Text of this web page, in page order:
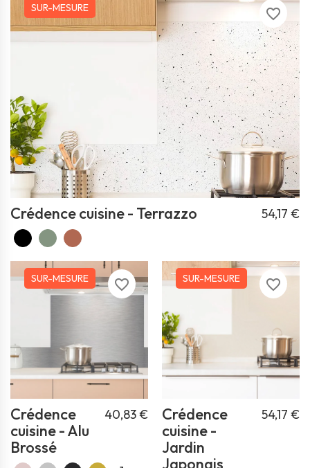
favorite_border
Crédence cuisine - Terrazzo 54,17 €
SUR-MESURE
favorite_border
Crédence
cuisine - Alu
Brossé
40,83 €
SUR-MESURE favorite_border
Crédence
cuisine -
Jardin
Japonais
54,17 €
SUR-MESURE